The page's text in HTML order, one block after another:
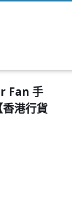
Fan 手
港行貨